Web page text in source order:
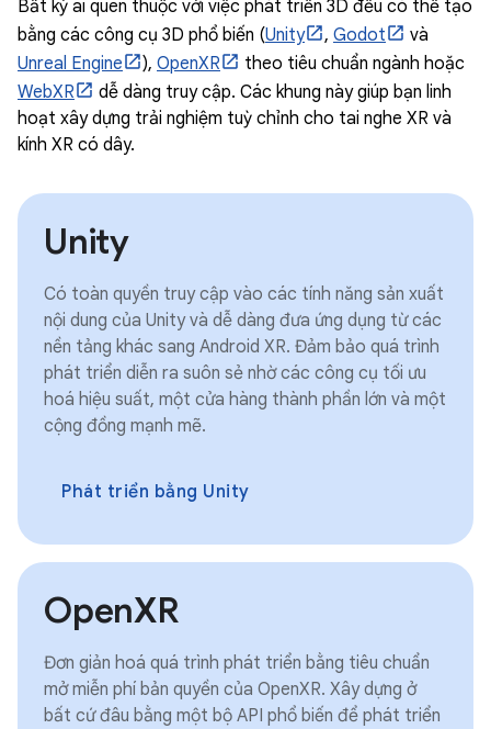
Bất kỳ ai quen thuộc với việc phát triển 3D đều có thể tạo
bằng các công cụ 3D phổ biến (Unity , Godot
và
Unreal Engine
), OpenXR
theo tiêu chuẩn ngành hoặc
WebXR
dễ dàng truy cập. Các khung này giúp bạn linh
hoạt xây dựng trải nghiệm tuỳ chỉnh cho tai nghe XR và
kính XR có dây.
Unity
Có toàn quyền truy cập vào các tính năng sản xuất
nội dung của Unity và dễ dàng đưa ứng dụng từ các
nền tảng khác sang Android XR. Đảm bảo quá trình
phát triển diễn ra suôn sẻ nhờ các công cụ tối ưu
hoá hiệu suất, một cửa hàng thành phần lớn và một
cộng đồng mạnh mẽ.
Phát triển bằng Unity
OpenXR
Đơn giản hoá quá trình phát triển bằng tiêu chuẩn
mở miễn phí bản quyền của OpenXR. Xây dựng ở
bất cứ đâu bằng một bộ API phổ biến để phát triển